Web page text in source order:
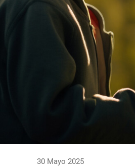
30 Mayo 2025